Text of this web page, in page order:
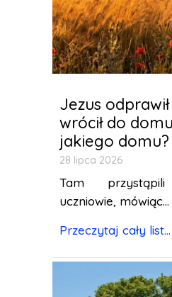
Jezus
wrócił do
jakiego domu?
28 lipca 2026
Tam
uczniowie, mówiąc...
Przeczytaj cały list...